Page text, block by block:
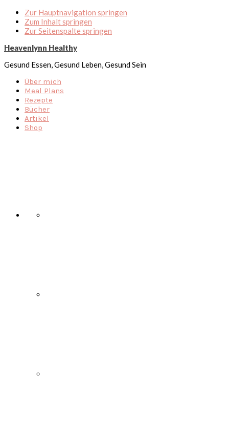
Zur Hauptnavigation springen
Zum Inhalt springen
Zur Seitenspalte springen
Heavenlynn Healthy
Gesund Essen, Gesund Leben, Gesund Sein
Über mich
Meal Plans
Rezepte
Bücher
Artikel
Shop